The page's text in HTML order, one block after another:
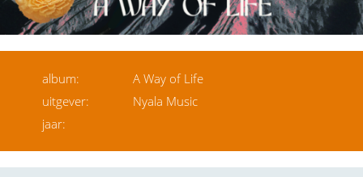
album:
uitgever:
jaar:
A Way of Life
Nyala Music